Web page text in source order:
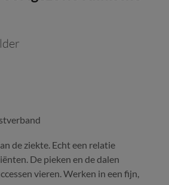
de ziekte. Echt een relatie
De pieken en de dalen
vieren. Werken in een fijn,